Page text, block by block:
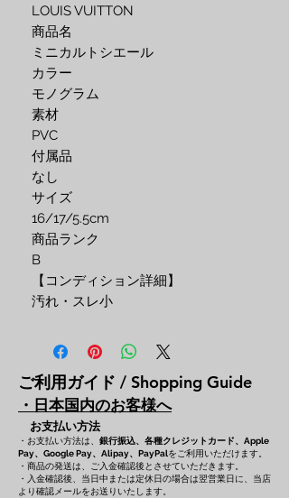
LOUIS VUITTON
商品名
ミニカルトシエール
カラー
モノグラム
素材
PVC
付属品
なし
サイズ
16/17/5.5cm
商品ランク
B
【コンディション詳細】
汚れ・スレ小
ご利用ガイド / Shopping Guide
・日本国内のお客様へ
お支払い方法
・お支払い方法は、 銀行振込、各種クレジットカード、 Apple
Pay、Google Pay、Alipay、PayPalをご利用いただけます。
・商品の発送は、ご入金確認後とさせていただきます。
・入金確認後、当日中または定休日の場合は翌営業日に、当店
より確認メールをお送りいたします。